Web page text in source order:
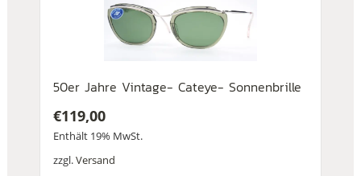
50er Jahre Vintage- Cateye- Sonnenbrille
€119,00
Enthält 19% MwSt.
zzgl.Versand